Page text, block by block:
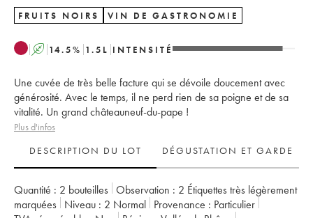
FRUITS NOIRS VIN DE GASTRONOMIE
A 14.5% 1.5 L INTENSITÉ
Une cuvée de très belle facture qui se dévoile doucement avec
générosité. Avec le temps, il ne perd rien de sa poigne et de sa
vitalité. Un grand châteauneuf-du-pape !
Plus d'infos
DESCRIPTION DU LOT
DÉGUSTATION ET GARDE
Quantité : 2 bouteilles Observation : 2 Étiquettes très légèrement
marquées
Niveau : 2 Normal Provenance : particulier